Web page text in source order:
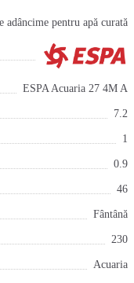
adâncime pentru apă curată
ESPA Acuaria 27 4M A
7.2
1
0.9
46
Fântână
230
Acuaria